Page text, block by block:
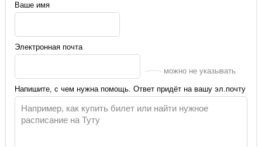
Ваше имя
Электронная почта
можно не указывать
Напишите, с чем нужна помощь. Ответ придёт на вашу эл.почту